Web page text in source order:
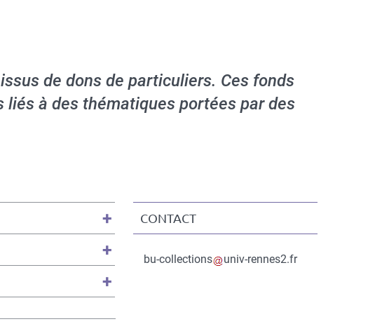
de dons de particuliers. Ces fonds
à des thématiques portées par des
CONTACT
Informations
Courriel
bu-collections univ-rennes2.fr